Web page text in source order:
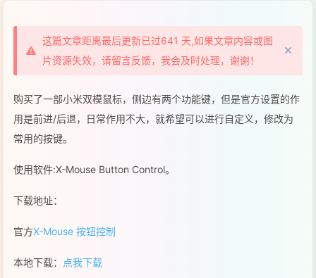
这篇文章距离最后更新已过641 天,如果文章内容或图
片资源失效，请留言反馈，我会及时处理，谢谢！
购买了一部小米双模鼠标，侧边有两个功能键，但是官方设置的作
用是前进/后退，日常作用不大，就希望可以进行自定义，修改为
常用的按键。
使用软件:X-Mouse Button Control。
下载地址：
官方X-Mouse 按钮控制
本地下载： 点我下载